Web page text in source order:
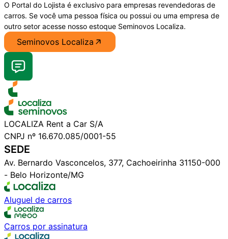
O Portal do Lojista é exclusivo para empresas revendedoras de
carros. Se você uma pessoa física ou possui ou uma empresa de
outro setor acesse nosso estoque Seminovos Localiza.
Seminovos Localiza
LOCALIZA Rent a Car S/A
CNPJ nº 16.670.085/0001-55
SEDE
Av. Bernardo Vasconcelos, 377, Cachoeirinha 31150-000
- Belo Horizonte/MG
Aluguel de carros
Carros por assinatura